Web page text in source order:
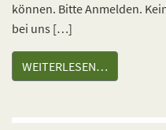
können. Bitte Anmelden.
bei uns […]
WEITERLESEN…